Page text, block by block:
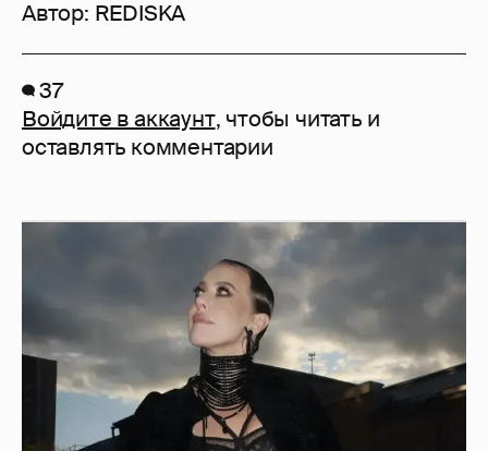
Автор: REDISKA
37
Войдите в аккаунт, чтобы читать и
оставлять комментарии